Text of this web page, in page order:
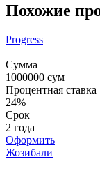
Похожие
Progress
Сумма
1000000 сум
Процентная ставка
24%
Срок
2 года
Оформить
Жозибали